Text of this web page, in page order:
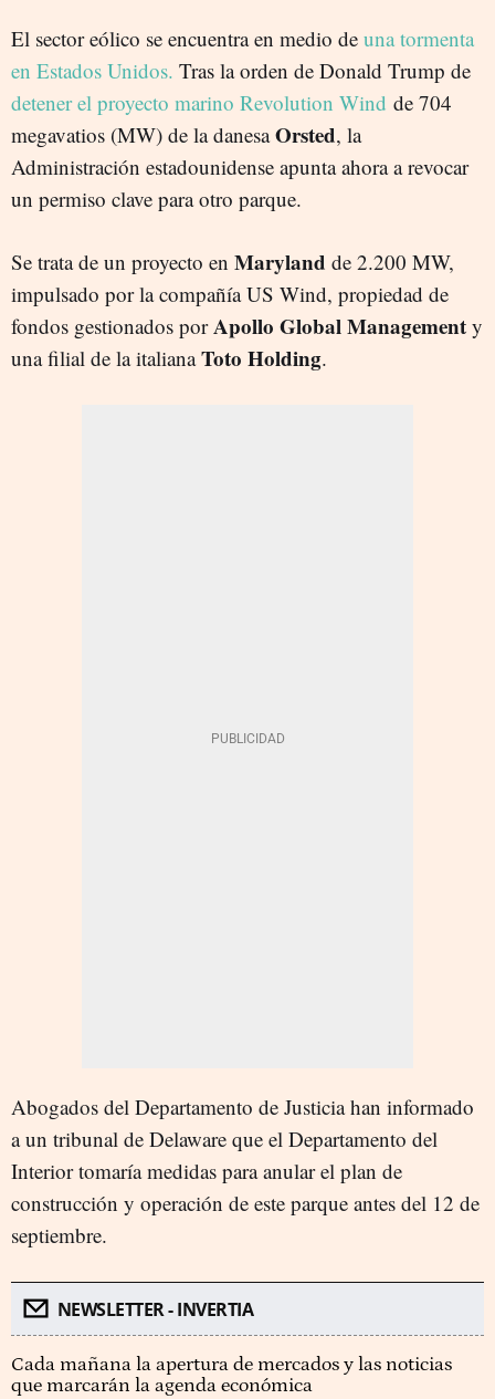
El sector eólico se encuentra en medio de una tormenta
en Estados Unidos. Tras la orden de Donald Trump de
detener el proyecto marino Revolution Wind de 704
megavatios (MW) de la danesaOrsted, la
Administración estadounidense apunta ahora a revocar
un permiso clave para otro parque.
Se trata de un proyecto en Maryland de 2.200 MW,
impulsado por la compañía US Wind, propiedad de
fondos gestionados porApollo Global Management y
una filial de la italianaToto Holding.
Abogados del Departamento de Justicia han informado
a un tribunal de Delaware que el Departamento del
Interior tomaría medidas para anular el plan de
construcción y operación de este parque antes del 12 de
septiembre.
NEWSLETTER - INVERTIA
Cada mañana la apertura de mercados y las noticias
que marcarán la agenda económica